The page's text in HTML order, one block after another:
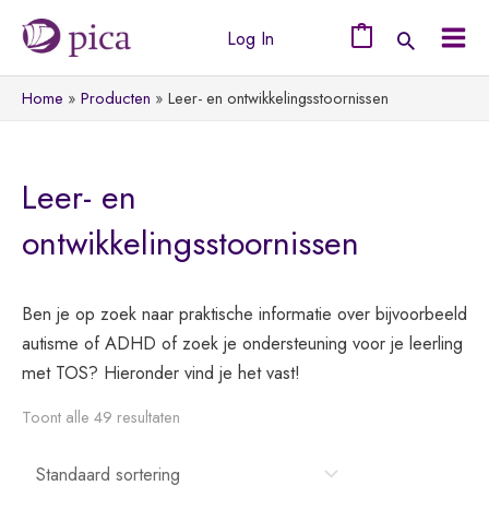
naar
de
inhoud
Log In
Home Producten Leer- en ontwikkelingsstoornissen
Leer- en
ontwikkelingsstoornissen
Ben je op zoek naar praktische informatie over bijvoorbeeld
autisme of ADHD of zoek je ondersteuning voor je leerling
met TOS? Hieronder vind je het vast!
Toont alle 49 resultaten